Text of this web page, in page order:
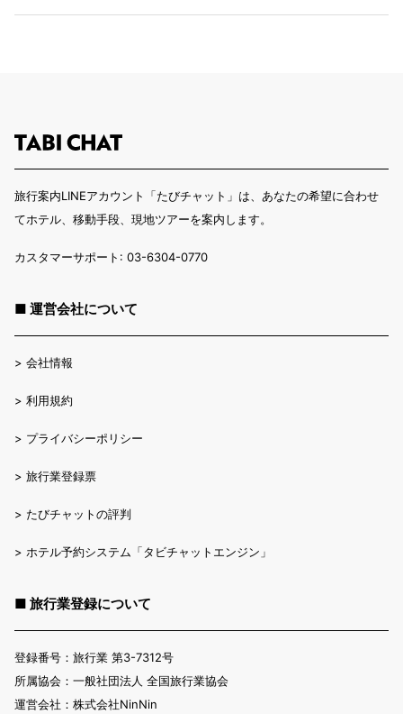
旅行案内LINEアカウント「たびチャット」は、あなたの希望に合わせ
てホテル、移動手段、現地ツアーを案内します。
カスタマーサポート: 03-6304-0770
■ 運営会社について
> 会社情報
> 利用規約
> プライバシーポリシー
> 旅行業登録票
> たびチャットの評判
> ホテル予約システム「タビチャットエンジン」
■ 旅行業登録について
登録番号：旅行業 第3-7312号
所属協会：一般社団法人 全国旅行業協会
運営会社：株式会社NinNin